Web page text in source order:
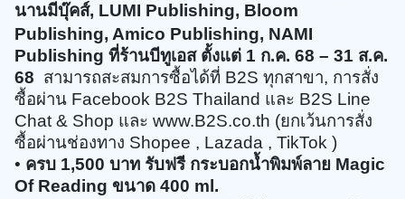
นานมีบุ๊คส์, LUMI Publishing, Bloom
Publishing, Amico Publishing, NAMI
Publishing ที่ร้านบีทูเอส ตั้งแต่ 1 ก.ค. 68 – 31 ส.ค.
68 สามารถสะสมการซื้อได้ที่ B2S ทุกสาขา, การสั่ง
ซื้อผ่าน Facebook B2S Thailand และ B2S Line
Chat & Shop และ www.B2S.co.th (ยกเว้นการสั่ง
ซื้อผ่านช่องทาง Shopee , Lazada , TikTok ) ​​
• ครบ 1,500 บาท รับฟรี กระบอกน้ำพิมพ์ลาย Magic
Of Reading ขนาด 400 ml.